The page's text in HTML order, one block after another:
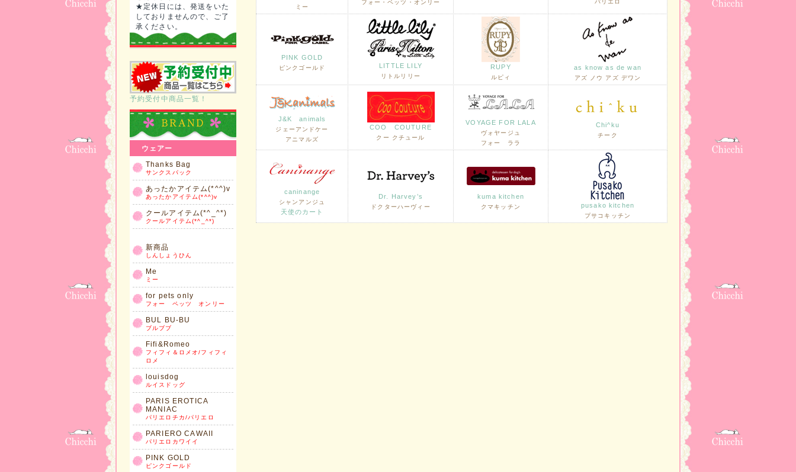
★定休日には、発送をいた
しておりませんので、ご了
承ください。
予約受付中商品一覧！
ウェアー
Thanks Bag
サンクスパック
あったかアイテム(*^^)v
あったかアイテム(*^^)v
クールアイテム(*^_^*)
クールアイテム(*^_^*)
新商品
しんしょうひん
Me
ミー
for pets only
フォー ペッツ オンリー
BUL BU-BU
ブルブブ
Fifi&Romeo
フィフィ＆ロメオ/フィフィ
ロメ
louisdog
ルイスドッグ
PARIS EROTICA
MANIAC
パリエロチカ/パリエロ
PARIERO CAWAII
パリエロカワイイ
PINK GOLD
ピンクゴールド
ミー
フォー・ペッツ・オンリー
パリエロ
PINK GOLD
ピンクゴールド LITTLE LILY
リトルリリー
RUPY
ルピィ
as know as de wan
アズ ノウ アズ デワン
J&K animals
ジェーアンドケー
アニマルズ
COO COUTURE
クー クチュール
VOYAGE FOR LALA
ヴォヤージュ
フォー ララ
Chi^ku
チーク
caninange
シャンアンジュ
天使のカート
Dr. Harvey’s
ドクターハーヴィー
kuma kitchen
クマキッチン pusako kitchen
プサコキッチン